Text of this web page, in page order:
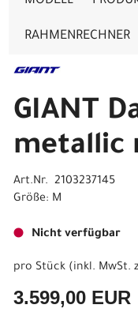
RAHMENRECHNER
GIANT
metallic
Art.Nr. 2103237145
Größe: M
Nicht verfügbar
pro Stück (inkl. MwSt.
3.599,00 EUR